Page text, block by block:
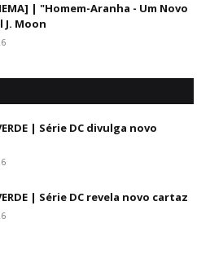
| "Homem-Aranha - Um Novo
J. Moon
| Série DC divulga novo
| Série DC revela novo cartaz